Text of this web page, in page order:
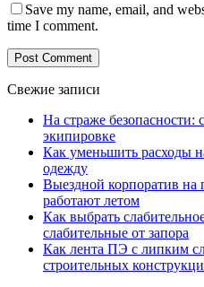
Save my name, email, and
time I comment.
Свежие записи
На страже безопасности:
экипировке
Как уменьшить расходы
одежду
Выездной корпоратив
работают летом
Как выбрать
слабительные от запора
Как лента ПЭ с липким
строительных